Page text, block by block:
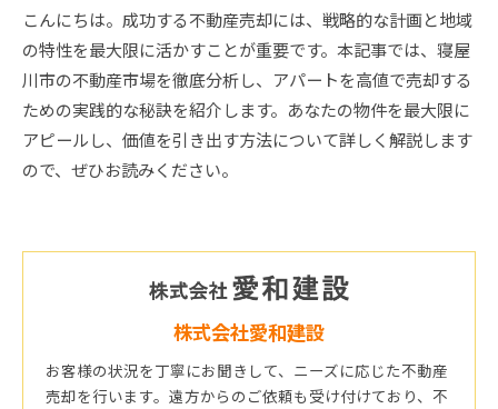
こんにちは。成功する不動産売却には、戦略的な計画と地域
の特性を最大限に活かすことが重要です。本記事では、寝屋
川市の不動産市場を徹底分析し、アパートを高値で売却する
ための実践的な秘訣を紹介します。あなたの物件を最大限に
アピールし、価値を引き出す方法について詳しく解説します
ので、ぜひお読みください。
株式会社愛和建設
お客様の状況を丁寧にお聞きして、ニーズに応じた不動産
売却を行います。遠方からのご依頼も受け付けており、不